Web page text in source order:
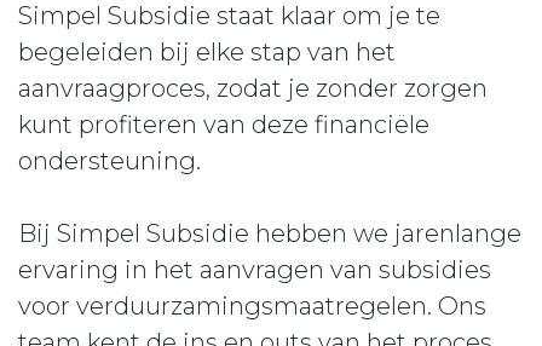
Simpel Subsidie staat klaar om je te
begeleiden bij elke stap van het
aanvraagproces, zodat je zonder zorgen
kunt profiteren van deze financiële
ondersteuning.
Bij Simpel Subsidie hebben we jarenlange
ervaring in het aanvragen van subsidies
voor verduurzamingsmaatregelen. Ons